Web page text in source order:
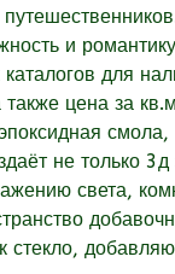
и
для
цена за
смола,
не только
света,